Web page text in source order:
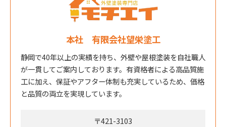
本社 有限会社望栄塗工
静岡で40年以上の実績を持ち、外壁や屋根塗装を自社職人
が一貫してご案内しております。有資格者による高品質施
工に加え、保証やアフター体制も充実しているため、価格
と品質の両立を実現しています。
〒421-3103